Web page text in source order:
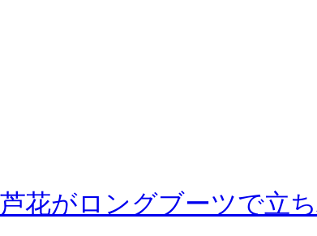
花がロングブーツで立